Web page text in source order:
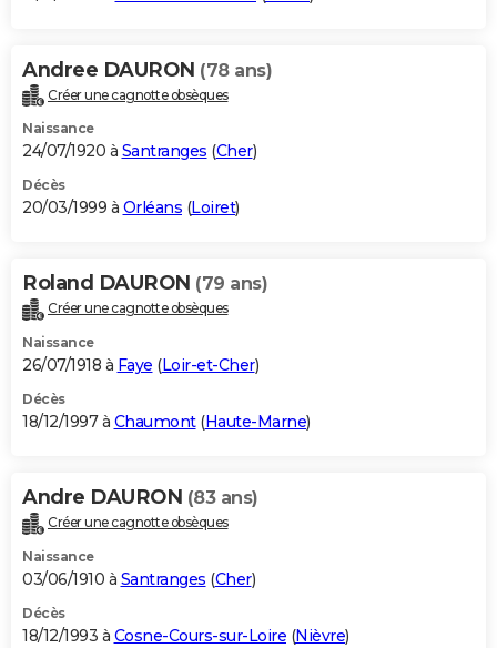
Andree DAURON (78 ans)
Créer une cagnotte obsèques
Naissance
24/07/1920 à Santranges (Cher)
Décès
20/03/1999 à Orléans (Loiret)
Roland DAURON (79 ans)
Créer une cagnotte obsèques
Naissance
26/07/1918 à Faye (Loir-et-Cher)
Décès
18/12/1997 à Chaumont(Haute-Marne)
Andre DAURON (83 ans)
Créer une cagnotte obsèques
Naissance
03/06/1910 à Santranges (Cher)
Décès
18/12/1993 à Cosne-Cours-sur-Loire (Nièvre)